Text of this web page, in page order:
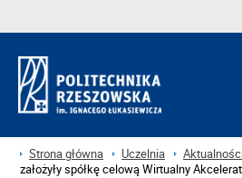
Strona główna Uczelnia
założyły spółkę celową Wirtualny